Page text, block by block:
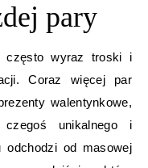
pary
często wyraz troski i
Coraz więcej par
walentynkowe,
unikalnego i
odchodzi od masowej